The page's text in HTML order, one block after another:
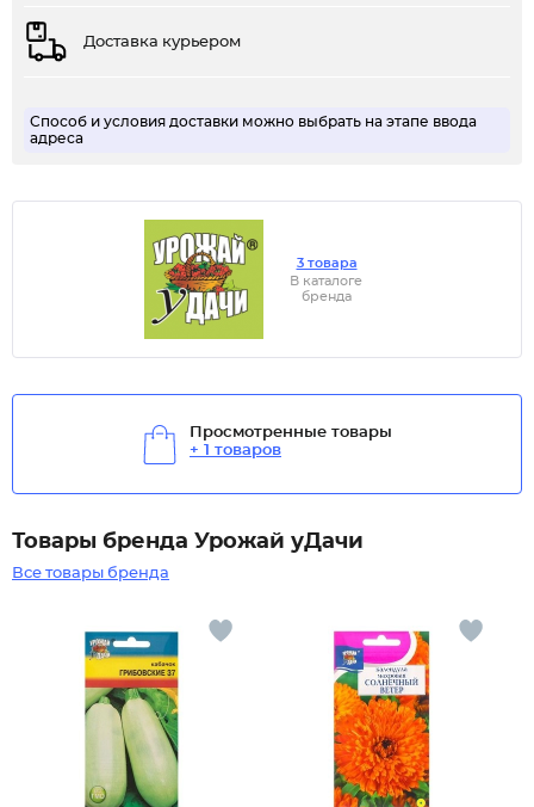
Доставка курьером
Способ и условия доставки можно выбрать на этапе ввода
адреса
3 товара
В каталоге
бренда
Просмотренные товары
+ 1 товаров
Товары бренда Урожай уДачи
Все товары бренда